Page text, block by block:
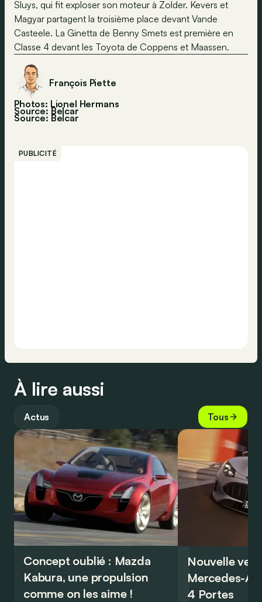
Sluys, qui fit exploser son moteur à Zolder. Kevers et
Magyar partagent la troisième place devant Vande
Casteele. La Ginetta de Benny Smets est première en
Classe 4 devant les Toyota de Coppens et Maassen.
François Piette
Photos: Lionel Hermans
Source: Belcar
Source: Belcar
PUBLICITÉ
À lire aussi
Actus Tous
Concept oublié : Mazda
Kabura, une propulsion
comme on les aime !
Nouvelle
Mercedes-
4 Portes